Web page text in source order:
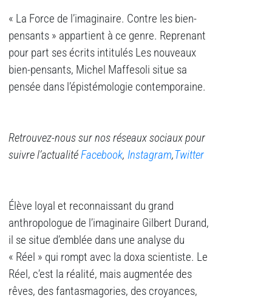
« La Force de l’imaginaire. Contre les bien-
pensants » appartient à ce genre. Reprenant
pour part ses écrits intitulés Les nouveaux
bien-pensants, Michel Maffesoli situe sa
pensée dans l’épistémologie contemporaine.
Retrouvez-nous sur nos réseaux sociaux pour
suivre l’actualitéFacebook, Instagram,Twitter
Élève loyal et reconnaissant du grand
anthropologue de l’imaginaire Gilbert Durand,
il se situe d’emblée dans une analyse du
« Réel » qui rompt avec la doxa scientiste. Le
Réel, c’est la réalité, mais augmentée des
rêves, des fantasmagories, des croyances,